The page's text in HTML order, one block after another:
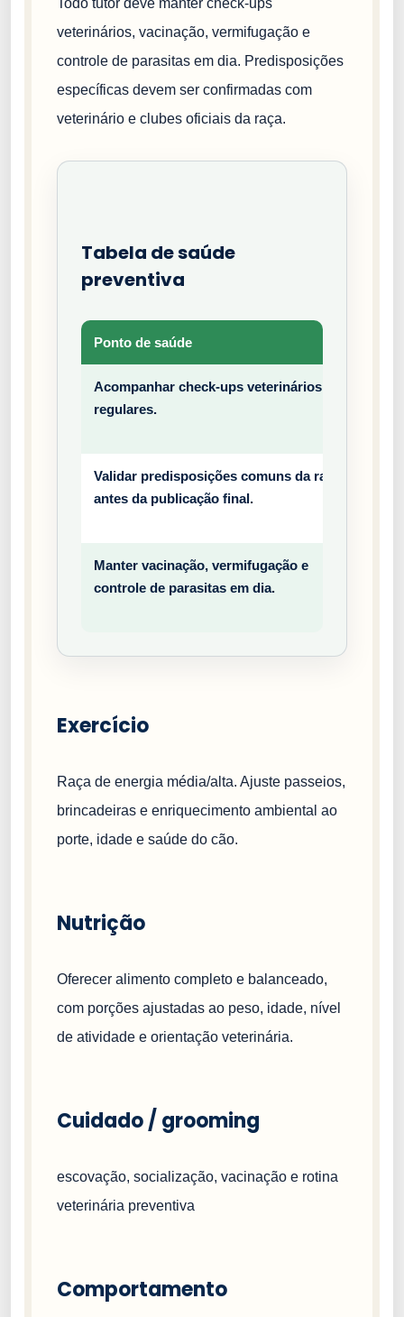
veterinários, vacinação, vermifugação e
controle de parasitas em dia. Predisposições
específicas devem ser confirmadas com
veterinário e clubes oficiais da raça.
Tabela de saúde
preventiva
Ponto de saúde
Acompanhar check-ups veterinários
regulares.
Validar predisposições comuns da raça
antes da publicação final.
Manter vacinação, vermifugação e
controle de parasitas em dia.
Exercício
Raça de energia média/alta. Ajuste passeios,
brincadeiras e enriquecimento ambiental ao
porte, idade e saúde do cão.
Nutrição
Oferecer alimento completo e balanceado,
com porções ajustadas ao peso, idade, nível
de atividade e orientação veterinária.
Cuidado / grooming
escovação, socialização, vacinação e rotina
veterinária preventiva
Comportamento